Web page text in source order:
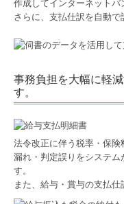
作成してインターネットバ
さらに、支払仕訳を自動で
事務負担を大幅に軽
す。
法令改正に伴う税率・保
漏れ・判定誤りをシステム
す。
また、給与・賞与の支払仕